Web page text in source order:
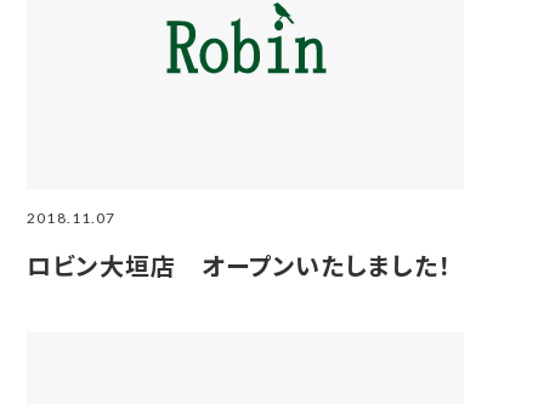
2018.11.07
ロビン大垣店 オープンいたしました！